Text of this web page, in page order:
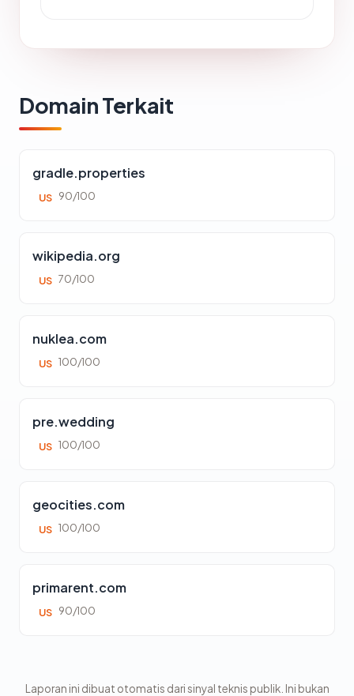
Domain Terkait
gradle.properties
US 90/100
wikipedia.org
US 70/100
nuklea.com
US 100/100
pre.wedding
US 100/100
geocities.com
US 100/100
primarent.com
US 90/100
Laporan ini dibuat otomatis dari sinyal teknis publik. Ini bukan